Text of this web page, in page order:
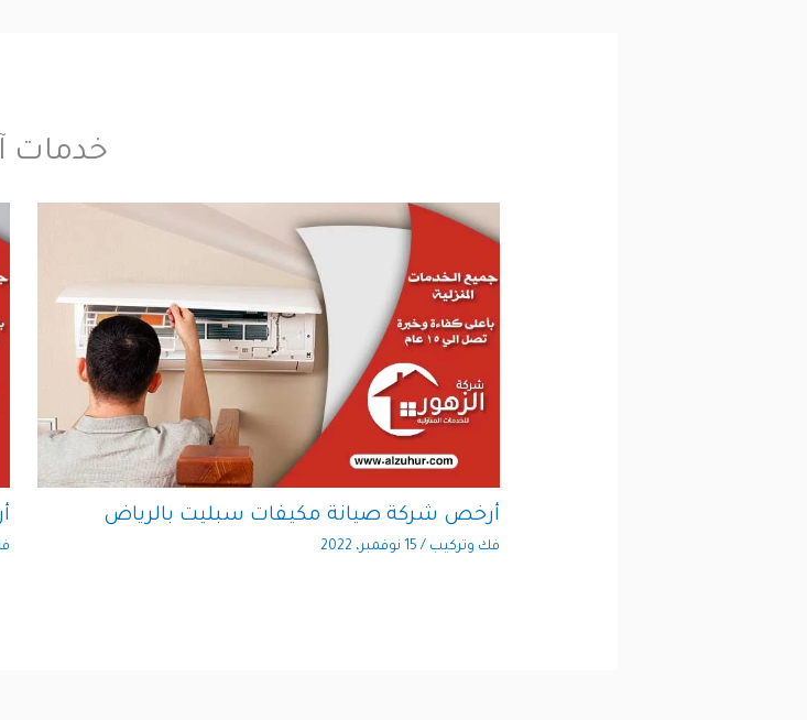
خدمات
أرخص شركة صيانة مكيفات سبليت بالرياض
فك وتركيب / 15 نوفمبر، 2022